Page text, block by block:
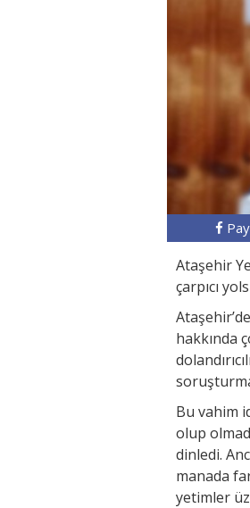
Ataşehir
çarpıcı
hakkında
Bu vahim
olup
dinledi.
manada
yetimler